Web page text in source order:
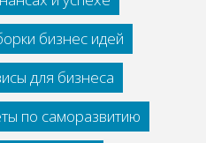
бизнес идей
для бизнеса
по саморазвитию